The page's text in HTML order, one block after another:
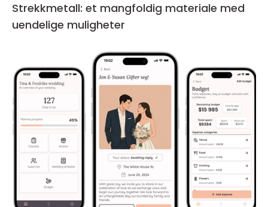
Strekkmetall: et mangfoldig materiale med
uendelige muligheter